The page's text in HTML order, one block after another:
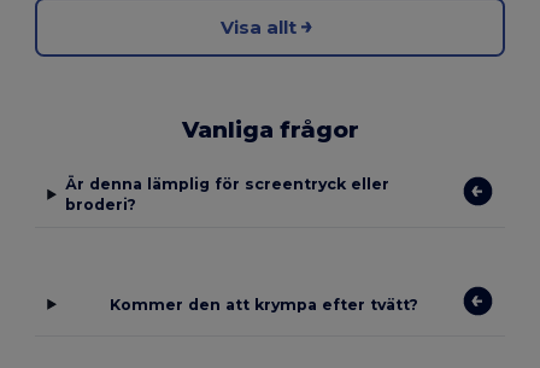
Visa allt
Vanliga frågor
Är denna lämplig för screentryck eller
broderi?
Kommer den att krympa efter tvätt?